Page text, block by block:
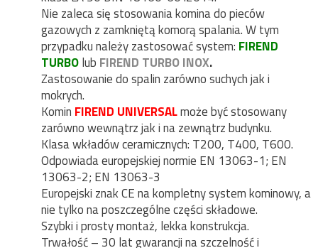
Nie zaleca się stosowania komina do pieców
gazowych z zamkniętą komorą spalania. W tym
przypadku należy zastosować system: FIREND
TURBOlub FIREND TURBO INOX.
Zastosowanie do spalin zarówno suchych jak i
mokrych.
Komin FIREND UNIVERSALmoże być stosowany
zarówno wewnątrz jak i na zewnątrz budynku.
Klasa wkładów ceramicznych: T200, T400, T600.
Odpowiada europejskiej normie EN 13063-1; EN
13063-2; EN 13063-3
Europejski znak CE na kompletny system kominowy, a
nie tylko na poszczególne części składowe.
Szybki i prosty montaż, lekka konstrukcja.
Trwałość – 30 lat gwarancji na szczelność i